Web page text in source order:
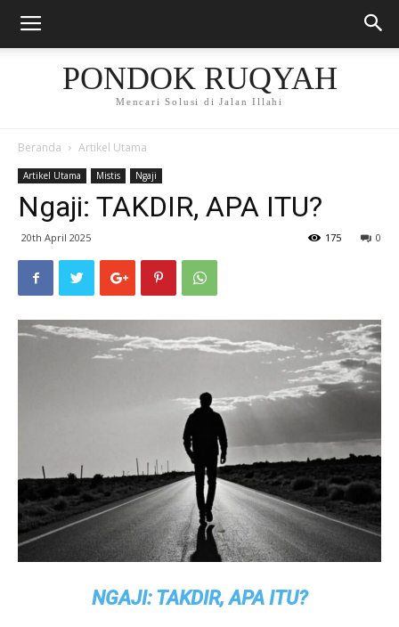
PONDOK RUQYAH
Mencari Solusi di Jalan Illahi
Beranda Artikel Utama
Artikel Utama Mistis Ngaji
Ngaji: TAKDIR, APA ITU?
20th April 2025 0
175
NGAJI: TAKDIR, APA ITU?